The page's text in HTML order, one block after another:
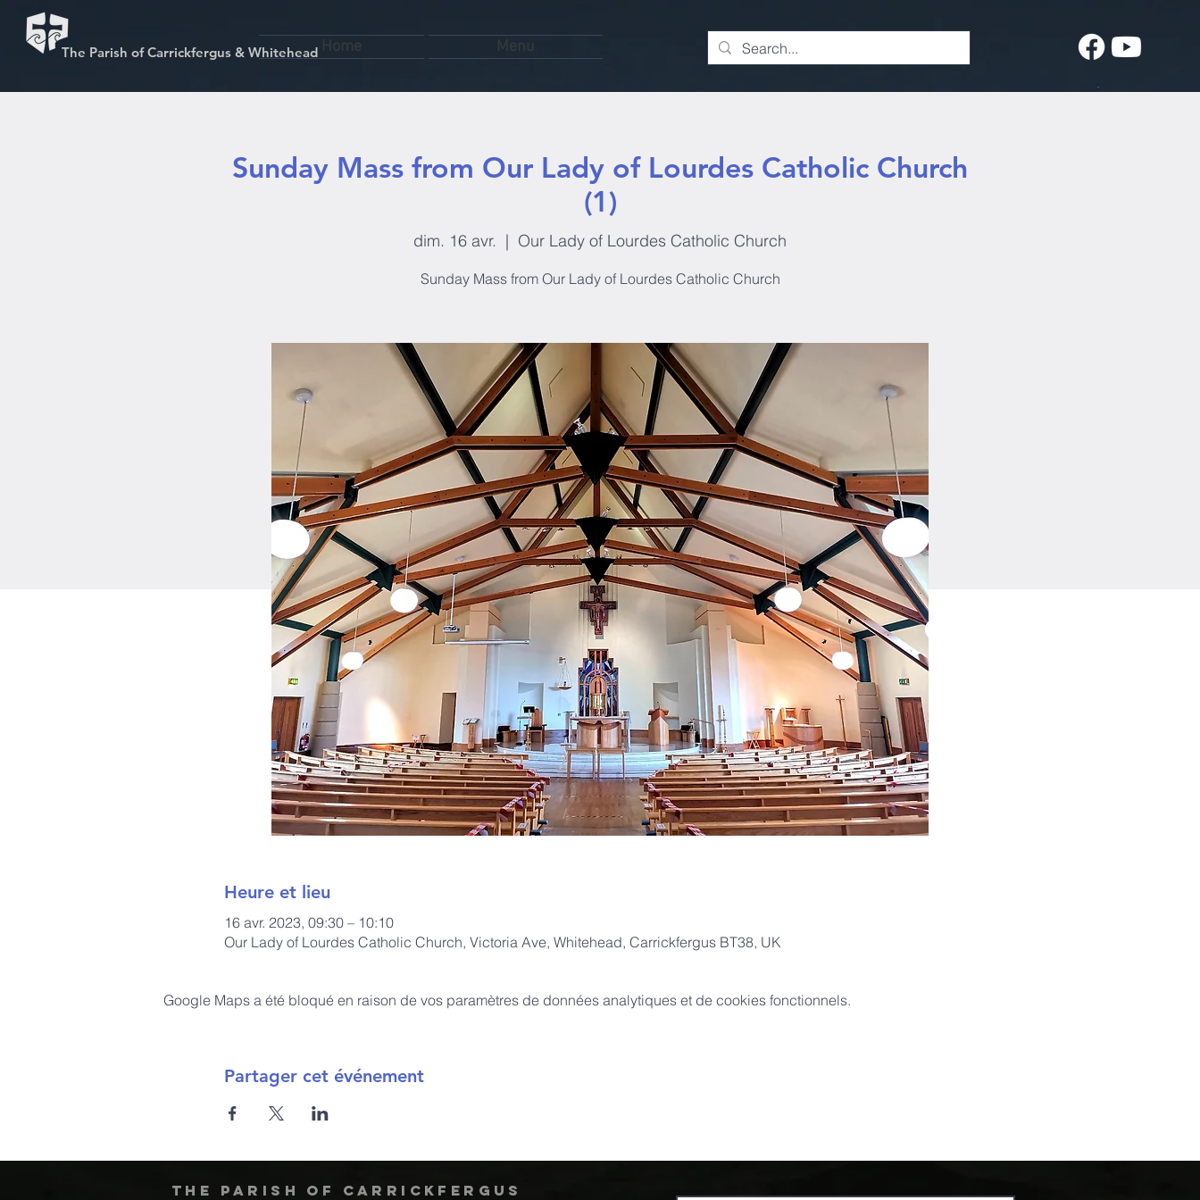
The Parish of Carrickfergus & Whitehead Home Menu
Sunday Mass from Our Lady of Lourdes Catholic Church
(1)
dim. 16 avr.
  |
Our Lady of Lourdes Catholic Church
Sunday Mass from Our Lady of Lourdes Catholic Church
Heure et lieu
16 avr. 2023, 09:30 – 10:10
Our Lady of Lourdes Catholic Church, Victoria Ave, Whitehead, Carrickfergus BT38, UK
Google Maps a été bloqué en raison de vos paramètres de données analytiques et de cookies fonctionnels.
Partager cet événement
The Parish of Carrickfergus